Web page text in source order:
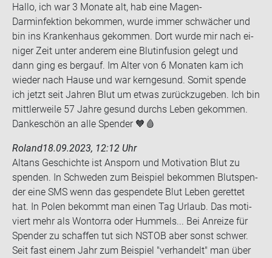
Hallo, ich war 3 Mo­na­te alt, hab eine Magen-​
Darminfektion be­kom­men, wurde immer schwä­cher und
bin ins Kran­ken­haus ge­kom­men. Dort wurde mir nach ei­
ni­ger Zeit unter an­de­rem eine Blut­in­fu­si­on ge­legt und
dann ging es berg­auf. Im Alter von 6 Mo­na­ten kam ich
wie­der nach Hause und war kern­ge­sund. Somit spen­de
ich jetzt seit Jah­ren Blut um etwas zu­rück­zu­ge­ben. Ich bin
mitt­ler­wei­le 57 Jahre ge­sund durchs Leben ge­kom­men.
Dan­ke­schön an alle Spen­der 🧡🩸
Roland18.09.2023, 12:12 Uhr
Altans Ge­schich­te ist An­sporn und Mo­ti­va­ti­on Blut zu
spen­den. In Schwe­den zum Bei­spiel be­kom­men Blut­spen­
der eine SMS wenn das ge­spen­de­te Blut Leben ge­ret­tet
hat. In Polen be­kommt man einen Tag Ur­laub. Das mo­ti­
viert mehr als Won­tor­ra oder Hum­mels... Bei An­rei­ze für
Spen­der zu schaf­fen tut sich NSTOB aber sonst schwer.
Seit fast einem Jahr zum Bei­spiel "ver­han­delt" man über